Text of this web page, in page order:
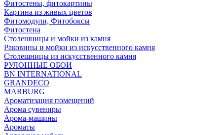
Фитостены, фитокартины
Картина из живых цветов
Фитомодули, Фитобоксы
Фитостена
Столешницы и мойки из камня
Раковины и мойки из искусственного камня
Столешницы из искусственного камня
РУЛОННЫЕ ОБОИ
BN INTERNATIONAL
GRANDECO
MARBURG
Ароматизация помещений
Арома сувениры
Арома-машины
Ароматы